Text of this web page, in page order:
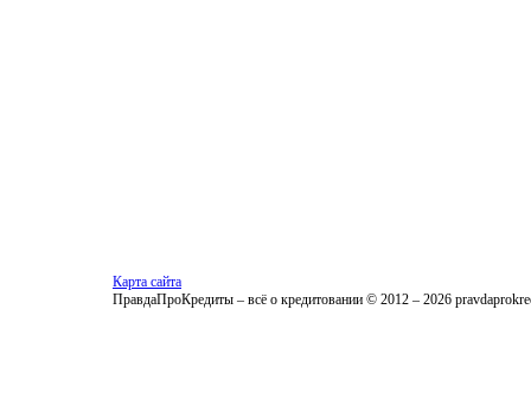
Карта сайта
ПравдаПроКредиты – всё о кредитовании © 2012 – 2026